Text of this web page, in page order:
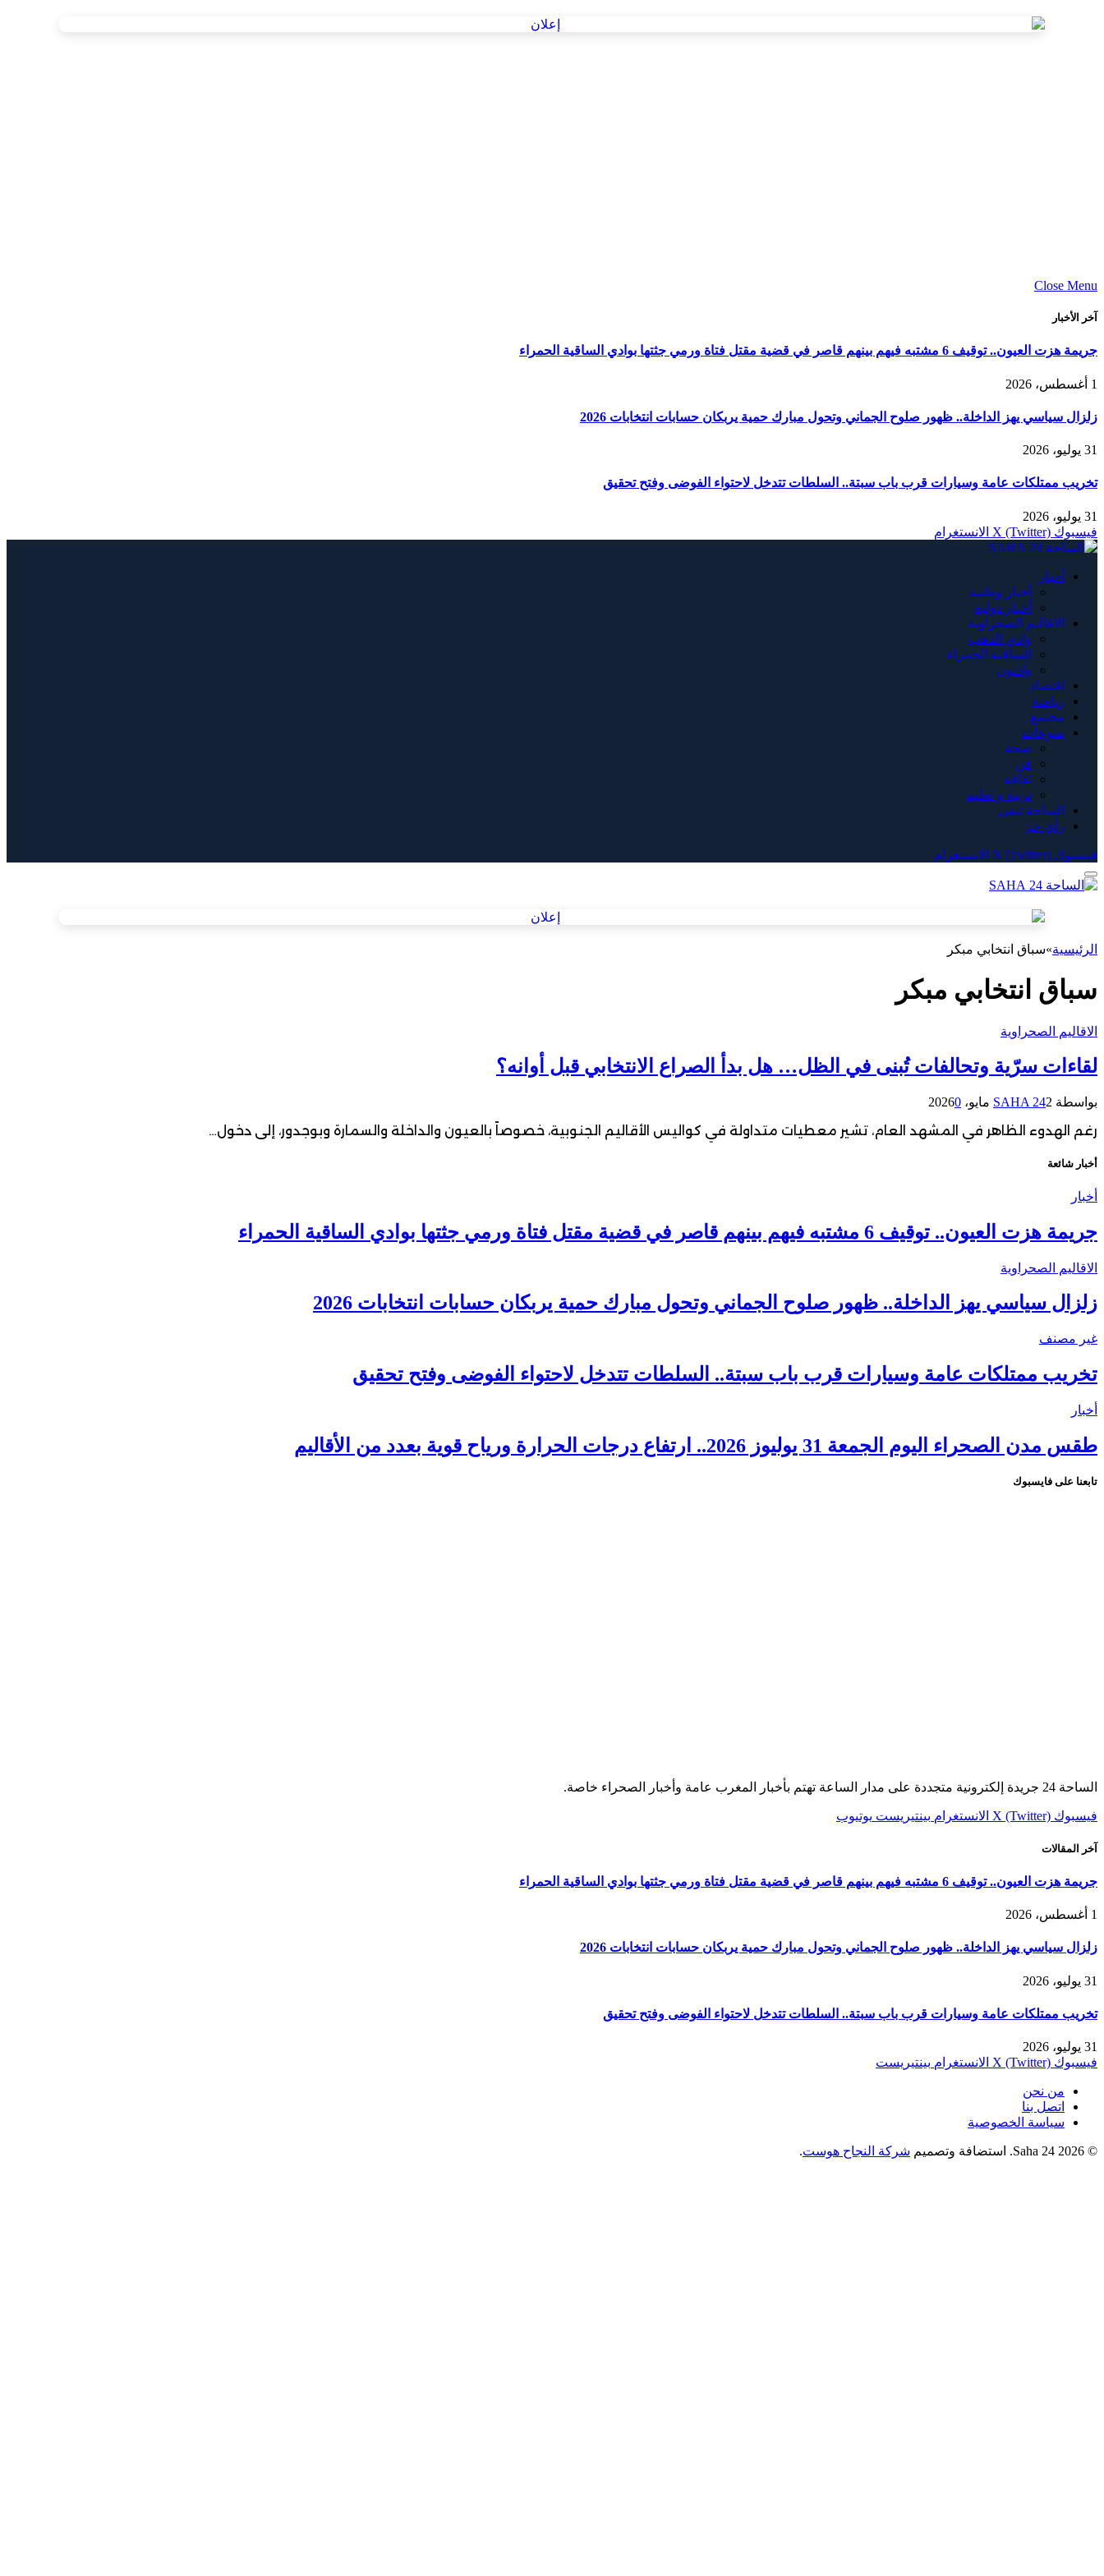
Close Menu
آخر الأخبار
جريمة هزت العيون.. توقيف 6 مشتبه فيهم بينهم قاصر في قضية مقتل فتاة ورمي جثتها بوادي الساقية الحمراء
1 أغسطس، 2026
زلزال سياسي يهز الداخلة.. ظهور صلوح الجماني وتحول مبارك حمية يربكان حسابات انتخابات 2026
31 يوليو، 2026
تخريب ممتلكات عامة وسيارات قرب باب سبتة.. السلطات تتدخل لاحتواء الفوضى وفتح تحقيق
31 يوليو، 2026
فيسبوك X (Twitter) الانستغرام
أخبار
أخبار وطنية
أخبار دولية
الاقاليم الصحراوية
وادي الذهب
الساقية الحمراء
وادنون
اقتصاد
رياضة
مجتمع
منوعات
صحة
فن
ثقافة
تربية و تعليم
الساحة تيفي
رأي حر
فيسبوك X (Twitter) الانستغرام
الرئيسية»سباق انتخابي مبكر
سباق انتخابي مبكر
الاقاليم الصحراوية
لقاءات سرّية وتحالفات تُبنى في الظل… هل بدأ الصراع الانتخابي قبل أوانه؟
بواسطة SAHA 242 مايو، 2026 0
رغم الهدوء الظاهر في المشهد العام، تشير معطيات متداولة في كواليس الأقاليم الجنوبية، خصوصاً بالعيون والداخلة والسمارة وبوجدور، إلى دخول…
أخبار شائعة
أخبار
جريمة هزت العيون.. توقيف 6 مشتبه فيهم بينهم قاصر في قضية مقتل فتاة ورمي جثتها بوادي الساقية الحمراء
الاقاليم الصحراوية
زلزال سياسي يهز الداخلة.. ظهور صلوح الجماني وتحول مبارك حمية يربكان حسابات انتخابات 2026
غير مصنف
تخريب ممتلكات عامة وسيارات قرب باب سبتة.. السلطات تتدخل لاحتواء الفوضى وفتح تحقيق
أخبار
طقس مدن الصحراء اليوم الجمعة 31 يوليوز 2026.. ارتفاع درجات الحرارة ورياح قوية بعدد من الأقاليم
تابعنا على فايسبوك
الساحة 24 جريدة إلكترونية متجددة على مدار الساعة تهتم بأخبار المغرب عامة وأخبار الصحراء خاصة.
فيسبوك X (Twitter) الانستغرام بينتيريست يوتيوب
آخر المقالات
جريمة هزت العيون.. توقيف 6 مشتبه فيهم بينهم قاصر في قضية مقتل فتاة ورمي جثتها بوادي الساقية الحمراء
1 أغسطس، 2026
زلزال سياسي يهز الداخلة.. ظهور صلوح الجماني وتحول مبارك حمية يربكان حسابات انتخابات 2026
31 يوليو، 2026
تخريب ممتلكات عامة وسيارات قرب باب سبتة.. السلطات تتدخل لاحتواء الفوضى وفتح تحقيق
31 يوليو، 2026
فيسبوك X (Twitter) الانستغرام بينتيريست
من نحن
اتصل بنا
سياسة الخصوصية
© 2026 Saha 24. استضافة وتصميم شركة النجاح هوست.